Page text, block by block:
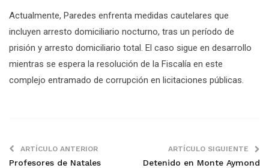
Actualmente, Paredes enfrenta medidas cautelares que
incluyen arresto domiciliario nocturno, tras un período de
prisión y arresto domiciliario total. El caso sigue en desarrollo
mientras se espera la resolución de la Fiscalía en este
complejo entramado de corrupción en licitaciones públicas.
ARTÍCULO ANTERIOR
Profesores de Natales
ARTÍCULO SIGUIENTE
Detenido en Monte Aymond